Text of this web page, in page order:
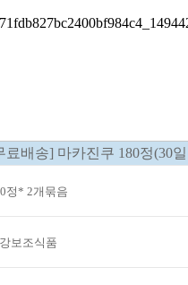
료배송] 마카진쿠 180정(30
정* 2개묶음
보조식품